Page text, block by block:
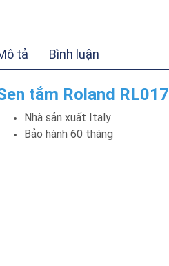
tả Bình luận
tắm Roland RL017
Nhà sản xuất Italy
Bảo hành 60 tháng